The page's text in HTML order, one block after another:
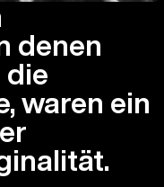
denen
die
waren ein